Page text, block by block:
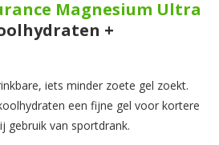
Magnesium Ultra
+
iets minder zoete gel zoekt.
een fijne gel voor kortere
gebruik van sportdrank.